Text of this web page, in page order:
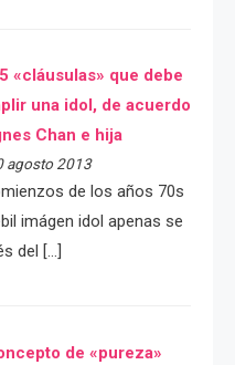
«cláusulas» que debe
una idol, de acuerdo
Chan e hija
agosto 2013
de los años 70s
imágen idol apenas se
del […]
de «pureza»